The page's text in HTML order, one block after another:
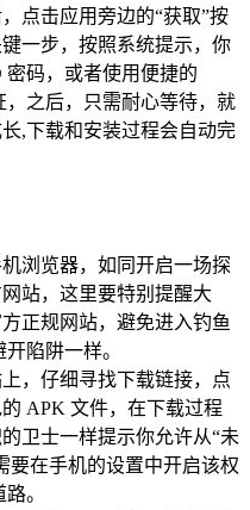
点击应用旁边的“获取”按
一步，按照系统提示，你
密码，或者使用便捷的
，之后，只需耐心等待，就
,下载和安装过程会自动完
浏览器，如同开启一场探
站，这里要特别提醒大
正规网站，避免进入钓鱼
陷阱一样。
，仔细寻找下载链接，点
APK 文件，在下载过程
卫士一样提示你允许从“未
要在手机的设置中开启该权
。